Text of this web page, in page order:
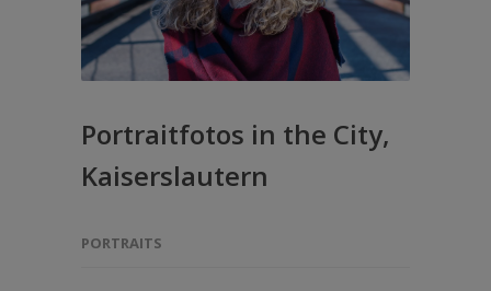
Portraitfotos in the City,
Kaiserslautern
PORTRAITS